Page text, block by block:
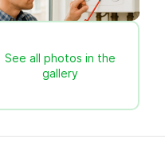
See all photos in the
gallery